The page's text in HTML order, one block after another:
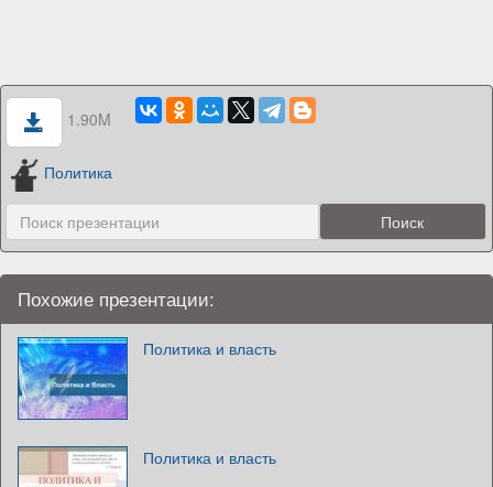
1.90M
Политика
Похожие презентации:
Политика и власть
Политика и власть